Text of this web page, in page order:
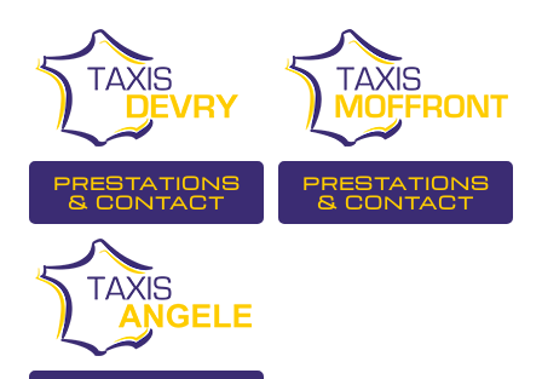
PRESTATIONS
& CONTACT
PRESTATIONS
& CONTACT